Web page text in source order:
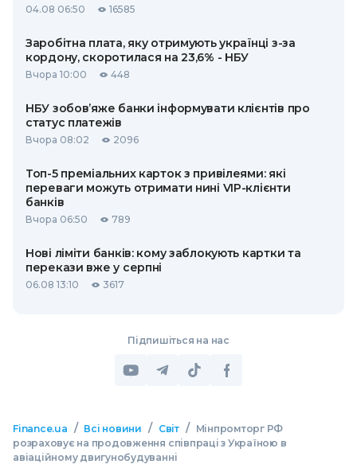
04.08 06:50 16585
Заробітна плата, яку отримують українці з-за
кордону, скоротилася на 23,6% - НБУ
Вчора 10:00 448
НБУ зобов’яже банки інформувати клієнтів про
статус платежів
Вчора 08:02 2096
Топ-5 преміальних карток з привілеями: які
переваги можуть отримати нині VIP-клієнти
банків
Вчора 06:50 789
Нові ліміти банків: кому заблокують картки та
перекази вже у серпні
06.08 13:10 3617
Підпишіться на нас
Finance.ua / Всі новини / Світ /
Мінпромторг РФ
розраховує на продовження співпраці з Україною в
авіаційному двигунобудуванні